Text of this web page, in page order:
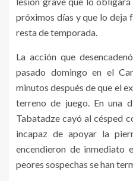
próximos días y que lo deja
resta de temporada.
La acción que
pasado domingo en el
minutos después de que el
terreno de juego. En una
Tabatadze cayó al césped
incapaz de apoyar la
encendieron de inmediato
peores sospechas se han